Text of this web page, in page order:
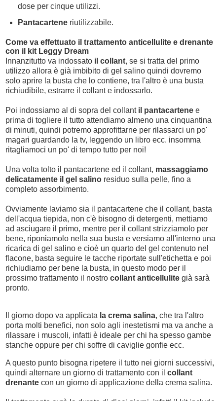
dose per cinque utilizzi.
Pantacarteneriutilizzabile.
Come va effettuato il trattamento anticellulite e drenante
con il kit Leggy Dream
Innanzitutto va indossato il collant, se si tratta del primo
utilizzo allora è già imbibito di gel salino quindi dovremo
solo aprire la busta che lo contiene, tra l'altro è una busta
richiudibile, estrarre il collant e indossarlo.
Poi indossiamo al di sopra del collant il pantacartene e
prima di togliere il tutto attendiamo almeno una cinquantina
di minuti, quindi potremo approfittarne per rilassarci un po'
magari guardando la tv, leggendo un libro ecc. insomma
ritagliamoci un po' di tempo tutto per noi!
Una volta tolto il pantacartene ed il collant, massaggiamo
delicatamente il gel salino residuo sulla pelle, fino a
completo assorbimento.
Ovviamente laviamo sia il pantacartene che il collant, basta
dell'acqua tiepida, non c'è bisogno di detergenti, mettiamo
ad asciugare il primo, mentre per il collant strizziamolo per
bene, riponiamolo nella sua busta e versiamo all'interno una
ricarica di gel salino e cioè un quarto del gel contenuto nel
flacone, basta seguire le tacche riportate sull'etichetta e poi
richiudiamo per bene la busta, in questo modo per il
prossimo trattamento il nostro collant anticellulite già sarà
pronto.
Il giorno dopo va applicata la crema salina, che tra l'altro
porta molti benefici, non solo agli inestetismi ma va anche a
rilassare i muscoli, infatti è ideale per chi ha spesso gambe
stanche oppure per chi soffre di caviglie gonfie ecc.
A questo punto bisogna ripetere il tutto nei giorni successivi,
quindi alternare un giorno di trattamento con il collant
drenante con un giorno di applicazione della crema salina.